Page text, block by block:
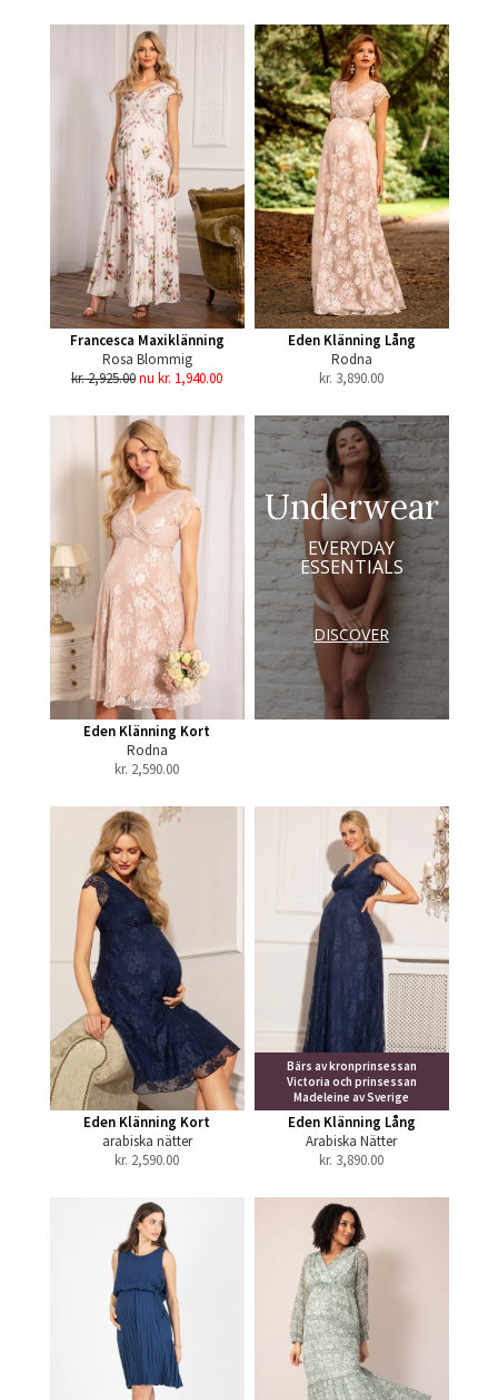
Francesca Maxiklänning
Rosa Blommig
kr. 2,925.00nu kr. 1,940.00
Eden Klänning Lång
Rodna
kr. 3,890.00
Eden Klänning Kort
Rodna
kr. 2,590.00
Underwear
EVERYDAY
ESSENTIALS
DISCOVER
Eden Klänning Kort
arabiska nätter
kr. 2,590.00
Bärs av kronprinsessan
Victoria och prinsessan
Madeleine av Sverige
Eden Klänning Lång
Arabiska Nätter
kr. 3,890.00